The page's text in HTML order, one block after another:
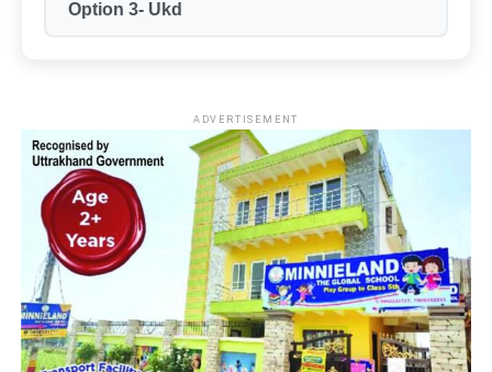
पद की श्रेणियां
आधिकारिक वेबसाइट
dsssb.delhi.gov.in
महत्वपूर्ण तिथियां (Important Dates)
उम्मीदवारों को सलाह दी जाती है कि वे अंतिम समय में वेबसाइट पर होने
वाली संभावित तकनीकी दिक्कतों और भारी ट्रैफिक से बचने के लिए समय
रहते अपना आवेदन पूरा कर लें।
Option 3- Ukd
ADVERTISEMENT